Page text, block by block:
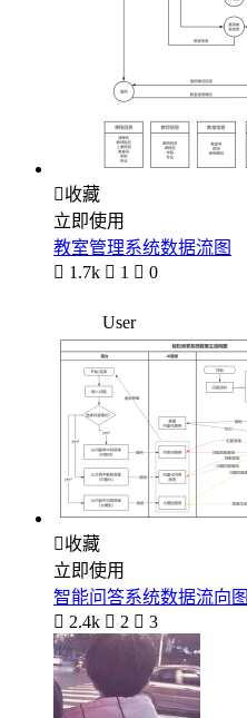
收藏
立即使用
教室管理系统数据流图
 1.7k  1  0
User
收藏
立即使用
智能问答系统数据流向图
 2.4k  2  3